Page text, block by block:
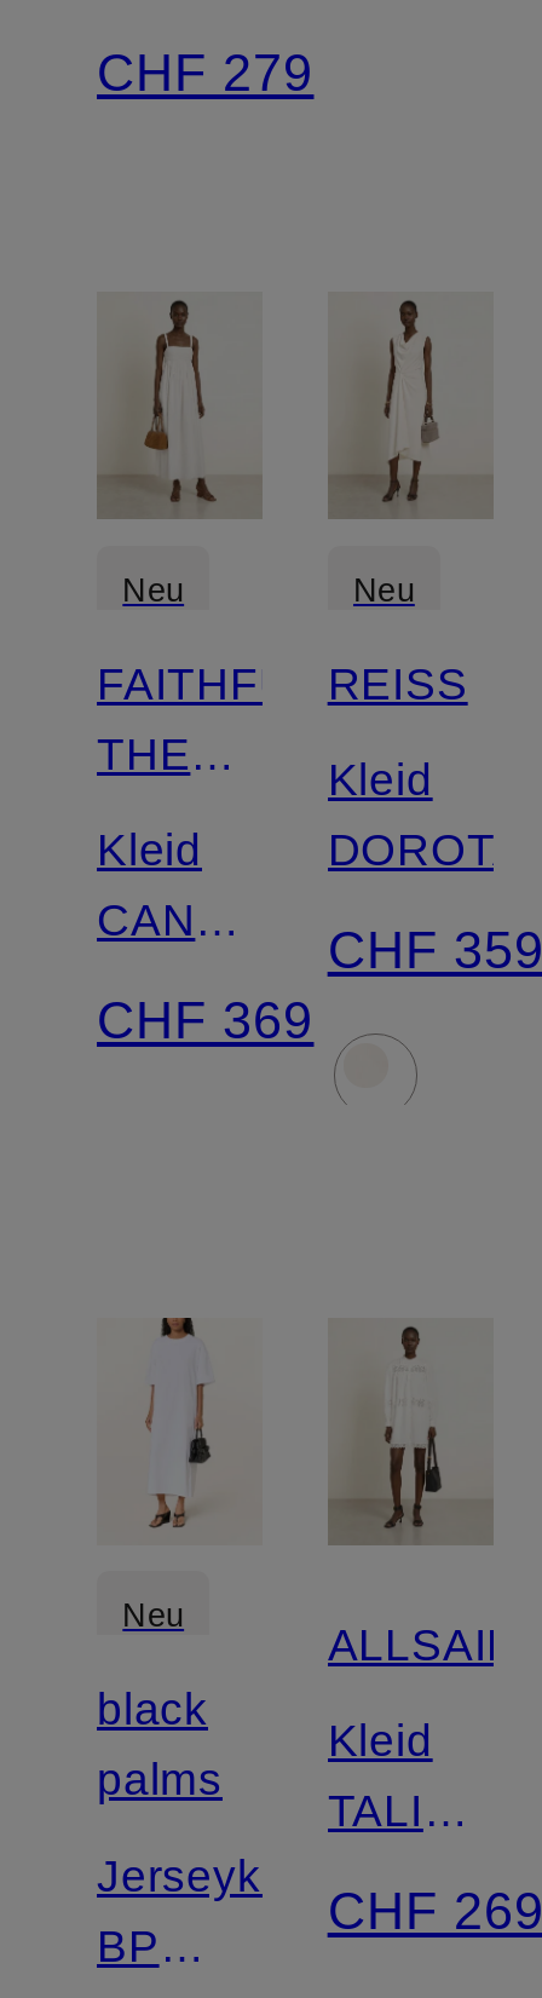
CHF 279
Neu
Zertifiziert
FAITHFULL
THE
BRAND
Kleid
CANDELA
aus
Lochspitze
CHF 369
Neu
REISS
Kleid
DOROTA
CHF
Neu
black
palms
Jerseykleid
BP
Kleid
TALISA
mit
Spitze
CHF